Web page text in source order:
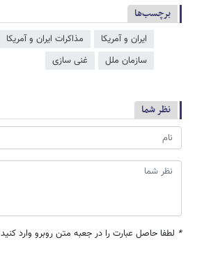
برچسب‌ها
ایران و آمریکا مذاکرات ایران و آمریکا
سازمان ملل
غنی سازی
نظر شما
* لطفا حاصل عبارت را در جعبه متن روبرو وارد کنید